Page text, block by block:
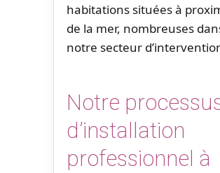
habitations situées à
de la mer, nombreuses
notre secteur
Notre
d’installation
professionnel à